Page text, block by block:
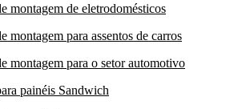
montagem de eletrodomésticos
montagem para assentos de carros
montagem para o setor automotivo
painéis Sandwich